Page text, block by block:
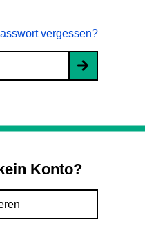
vergessen?
Konto?